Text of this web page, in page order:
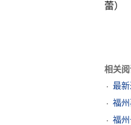
蕾）
相关
最
福
福